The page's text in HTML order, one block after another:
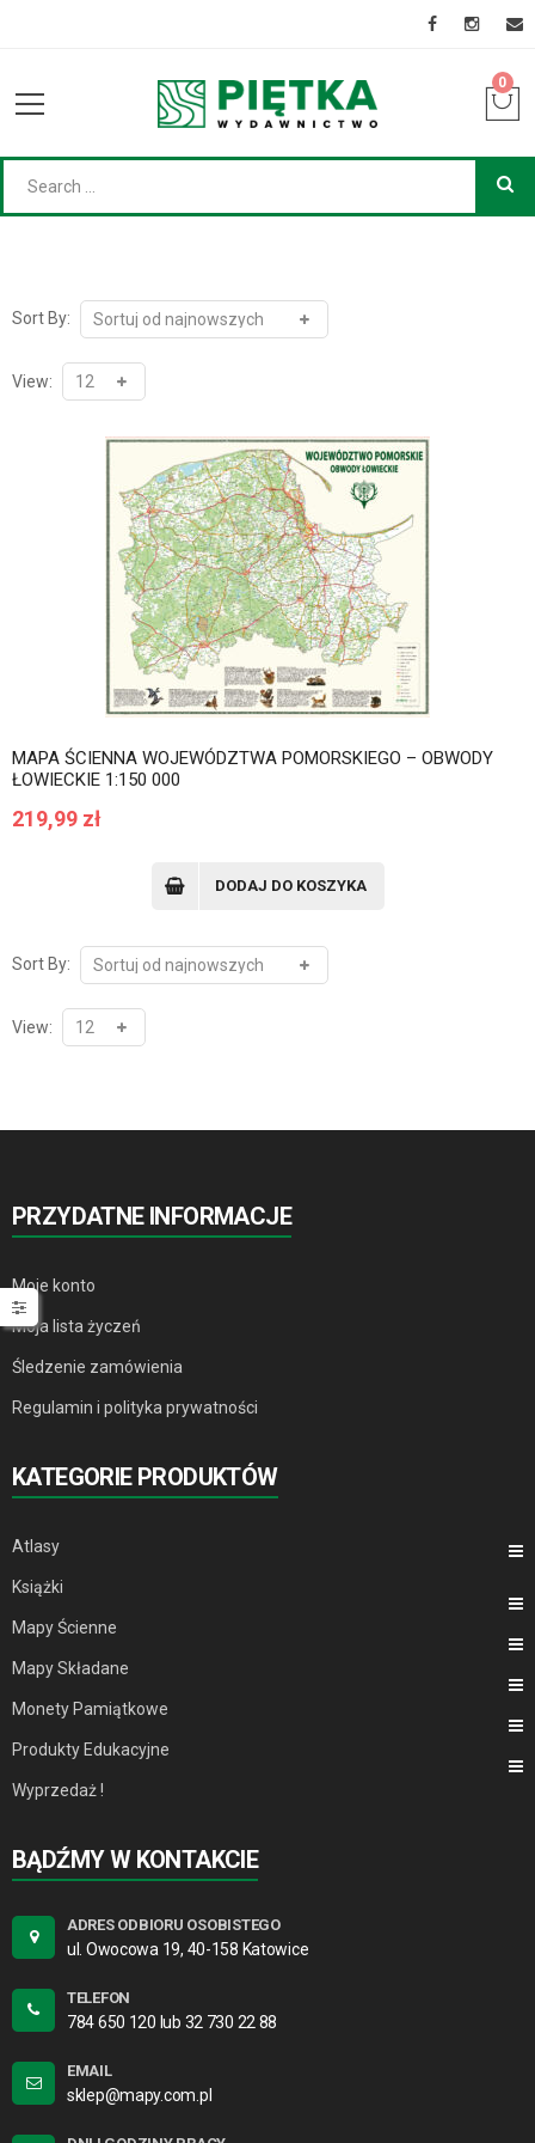
0
Sort By:
View:
MAPA ŚCIENNA WOJEWÓDZTWA POMORSKIEGO – OBWODY
ŁOWIECKIE 1:150 000
219,99 zł
DODAJ DO KOSZYKA
Sort By:
View:
PRZYDATNE INFORMACJE
Moje konto
Moja lista życzeń
Śledzenie zamówienia
Regulamin i polityka prywatności
KATEGORIE PRODUKTÓW
Atlasy
Książki
Mapy Ścienne
Mapy Składane
Monety Pamiątkowe
Produkty Edukacyjne
Wyprzedaż !
BĄDŹMY W KONTAKCIE
ADRES ODBIORU OSOBISTEGO
ul. Owocowa 19, 40-158 Katowice
TELEFON
784 650 120 lub 32 730 22 88
EMAIL
sklep@mapy.com.pl